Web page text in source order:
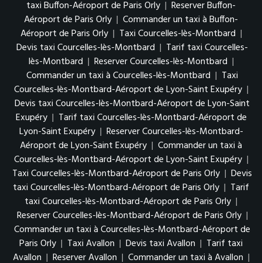
taxi Buffon-Aéroport de Paris Orly | Reserver Buffon-
Aéroport de Paris Orly | Commander un taxi à Buffon-
Aéroport de Paris Orly | Taxi Courcelles-lès-Montbard |
Devis taxi Courcelles-lès-Montbard | Tarif taxi Courcelles-
lès-Montbard | Reserver Courcelles-lès-Montbard |
Commander un taxi à Courcelles-lès-Montbard | Taxi
Courcelles-lès-Montbard-Aéroport de Lyon-Saint Exupéry |
Devis taxi Courcelles-lès-Montbard-Aéroport de Lyon-Saint
Exupéry | Tarif taxi Courcelles-lès-Montbard-Aéroport de
Lyon-Saint Exupéry | Reserver Courcelles-lès-Montbard-
Aéroport de Lyon-Saint Exupéry | Commander un taxi à
Courcelles-lès-Montbard-Aéroport de Lyon-Saint Exupéry |
Taxi Courcelles-lès-Montbard-Aéroport de Paris Orly | Devis
taxi Courcelles-lès-Montbard-Aéroport de Paris Orly | Tarif
taxi Courcelles-lès-Montbard-Aéroport de Paris Orly |
Reserver Courcelles-lès-Montbard-Aéroport de Paris Orly |
Commander un taxi à Courcelles-lès-Montbard-Aéroport de
Paris Orly | Taxi Avallon | Devis taxi Avallon | Tarif taxi
Avallon | Reserver Avallon | Commander un taxi à Avallon |